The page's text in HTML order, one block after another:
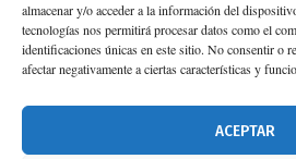
almacenar y/o acceder a la información del
tecnologías nos permitirá procesar datos como el
identificaciones únicas en este sitio. No consentir o
afectar negativamente a ciertas características y
ACEPTAR